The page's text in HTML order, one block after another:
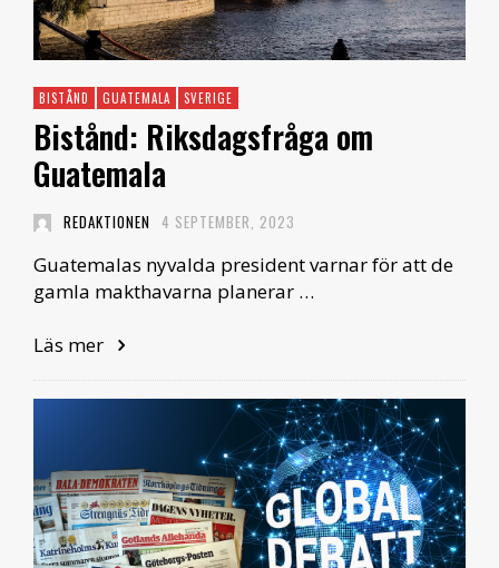
BISTÅND GUATEMALA SVERIGE
Bistånd: Riksdagsfråga om
Guatemala
REDAKTIONEN 4 SEPTEMBER, 2023
Guatemalas nyvalda president varnar för att de
gamla makthavarna planerar …
Läs mer